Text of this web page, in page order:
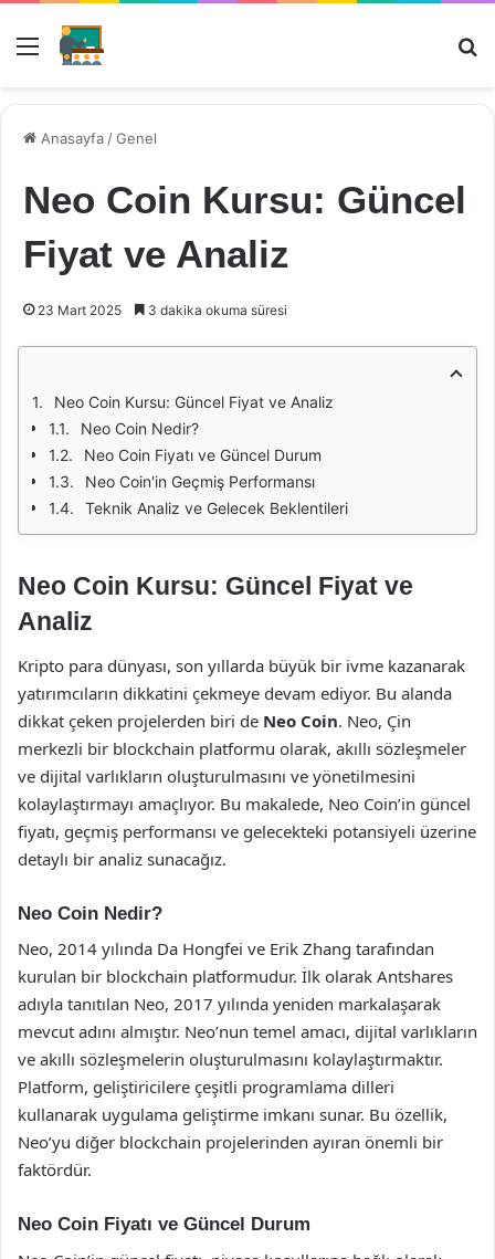
Menü
Anasayfa /Genel
Neo Coin Kursu: Güncel
Fiyat ve Analiz
23 Mart 2025 3 dakika okuma süresi
Neo Coin Kursu: Güncel Fiyat ve Analiz
Neo Coin Nedir?
Neo Coin Fiyatı ve Güncel Durum
Neo Coin'in Geçmiş Performansı
Teknik Analiz ve Gelecek Beklentileri
Neo Coin Kursu: Güncel Fiyat ve
Analiz
Kripto para dünyası, son yıllarda büyük bir ivme kazanarak
yatırımcıların dikkatini çekmeye devam ediyor. Bu alanda
dikkat çeken projelerden biri de Neo Coin. Neo, Çin
merkezli bir blockchain platformu olarak, akıllı sözleşmeler
ve dijital varlıkların oluşturulmasını ve yönetilmesini
kolaylaştırmayı amaçlıyor. Bu makalede, Neo Coin’in güncel
fiyatı, geçmiş performansı ve gelecekteki potansiyeli üzerine
detaylı bir analiz sunacağız.
Neo Coin Nedir?
Neo, 2014 yılında Da Hongfei ve Erik Zhang tarafından
kurulan bir blockchain platformudur. İlk olarak Antshares
adıyla tanıtılan Neo, 2017 yılında yeniden markalaşarak
mevcut adını almıştır. Neo’nun temel amacı, dijital varlıkların
ve akıllı sözleşmelerin oluşturulmasını kolaylaştırmaktır.
Platform, geliştiricilere çeşitli programlama dilleri
kullanarak uygulama geliştirme imkanı sunar. Bu özellik,
Neo’yu diğer blockchain projelerinden ayıran önemli bir
faktördür.
Neo Coin Fiyatı ve Güncel Durum